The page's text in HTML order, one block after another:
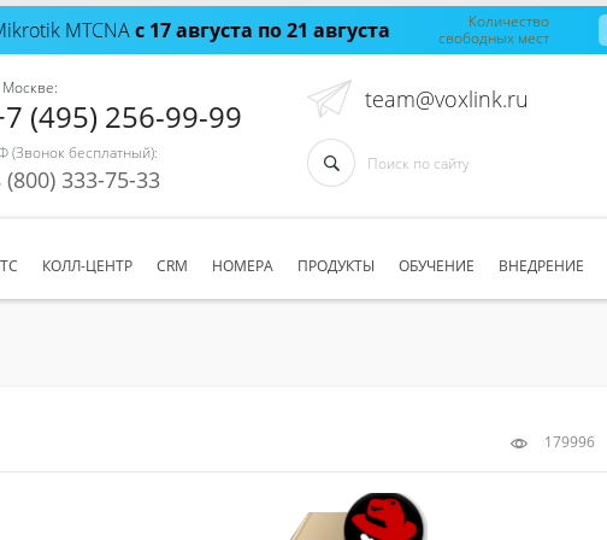
MTCNAс 17 августа по 21 августа
Количество
свободных мест
(495) 256-99-99
(Звонок бесплатный):
(800) 333-75-33
team@voxlink.ru
КОЛЛ-ЦЕНТР CRM НОМЕРА ПРОДУКТЫ ОБУЧЕНИЕ ВНЕДРЕНИЕ
179996